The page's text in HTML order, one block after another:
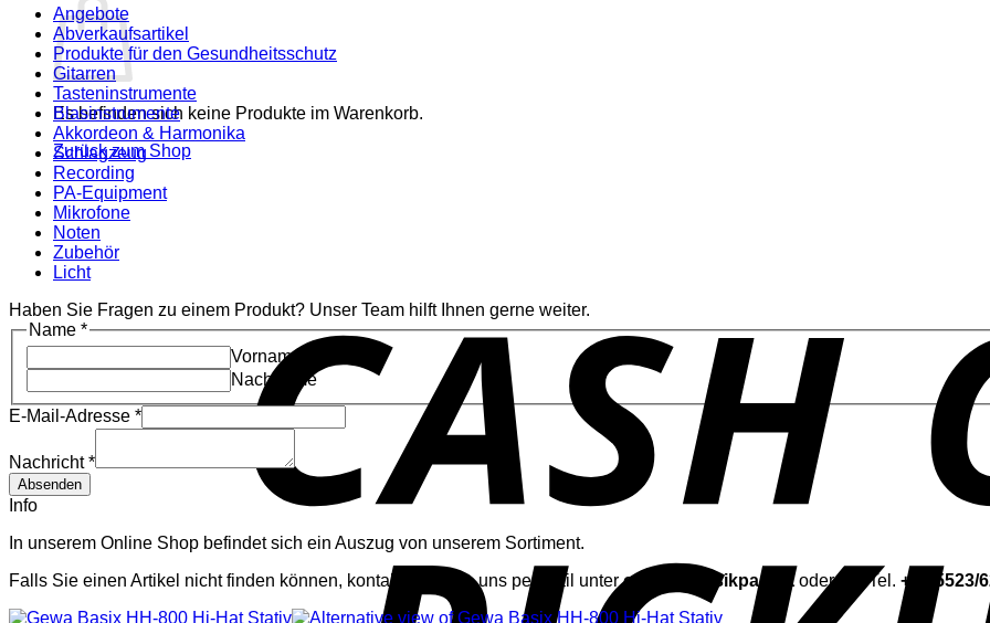
Es befinden sich keine Produkte im Warenkorb.
Zurück zum Shop
Angebote
Abverkaufsartikel
Produkte für den Gesundheitsschutz
Gitarren
Tasteninstrumente
Blasinstrumente
Akkordeon & Harmonika
Schlagzeug
Recording
PA-Equipment
Mikrofone
Noten
Zubehör
Licht
Haben Sie Fragen zu einem Produkt? Unser Team hilft Ihnen gerne weiter.
Name *
Vorname
Nachname
E-Mail-Adresse *
Name
E-
Mail-
Nachricht*
Absenden
Info
In unserem Online Shop befindet sich ein Auszug von unserem Sortiment.
Falls Sie einen Artikel nicht finden können, kontaktieren Sie uns per Mail unteroffice@musikpaul.atoder per Tel. +43 5523/